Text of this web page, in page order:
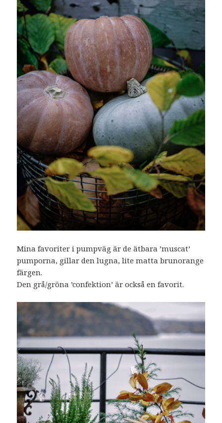
Mina favoriter i pumpväg är de ätbara ’muscat’
pumporna, gillar den lugna, lite matta brunorange
färgen.
Den grå/gröna ’confektion’ är också en favorit.